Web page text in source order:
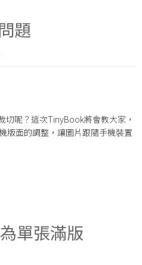
題
切呢？這次TinyBook將會教大家，
版面的調整，讓圖片跟隨手機裝置
單張滿版